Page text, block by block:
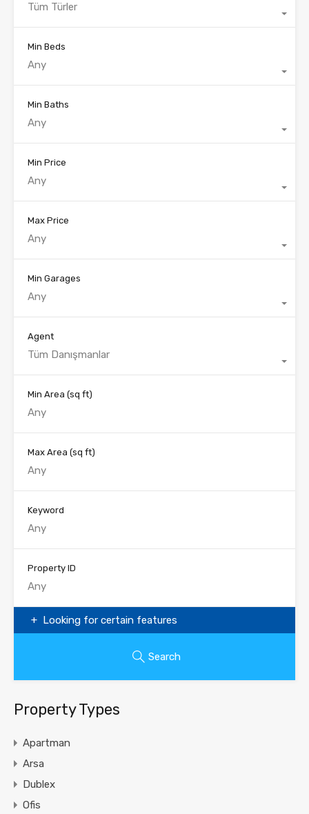
Tüm Türler
Min Beds
Any
Min Baths
Any
Min Price
Any
Max Price
Any
Min Garages
Any
Agent
Tüm Danışmanlar
Min Area (sq ft)
Max Area (sq ft)
Keyword
Property ID
Looking for certain features
Search
Property Types
Apartman
Arsa
Dublex
Ofis